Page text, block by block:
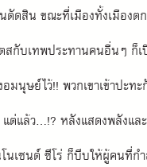
ตัดสิน ขณะที่เมืองทั้งเมืองต
สกับเทพประทานคนอื่นๆ ก็เ
มนุษย์ไว้!! พวกเขาเข้าปะท
ต่แล้ว...!? หลังแสดงพลังแล
นเซนต์ ซีโร่ ก็บีบให้ผู้คนที่ก